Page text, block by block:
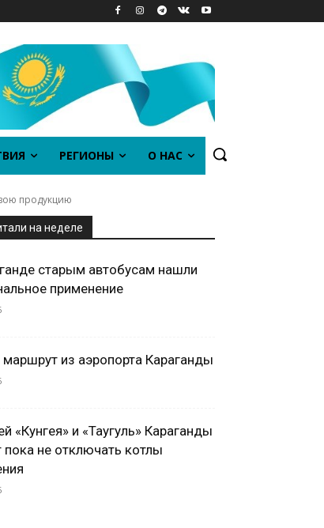
РЕГИОНЫ О НАС
продукцию
на неделе
старым автобусам нашли
применение
из аэропорта Караганды
«Кунгея» и «Таугуль» Караганды
пока не отключать котлы